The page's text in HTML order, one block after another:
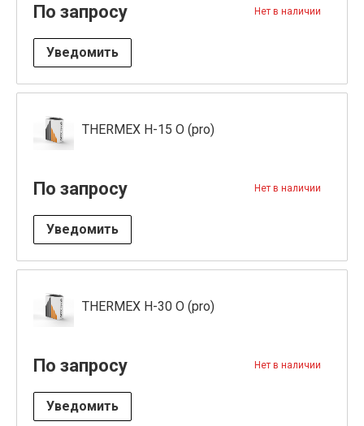
По запросу Нет в наличии
Уведомить
THERMEX Н-15 O (pro)
По запросу Нет в наличии
Уведомить
THERMEX Н-30 O (pro)
По запросу Нет в наличии
Уведомить